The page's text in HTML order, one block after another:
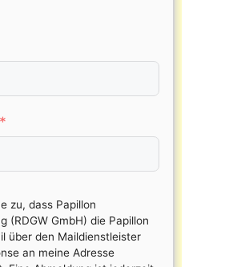
zu, dass Papillon
(RDGW GmbH) die Papillon
über den Maildienstleister
an meine Adresse